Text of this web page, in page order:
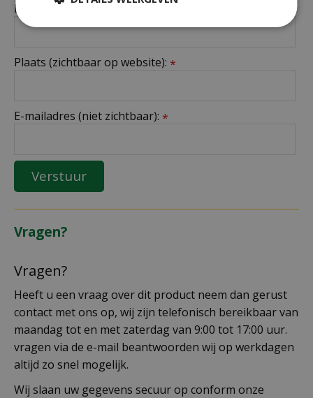
Naam (zichtbaar op website):
Plaats (zichtbaar op website): *
E-mailadres (niet zichtbaar): *
Vragen?
Vragen?
Heeft u een vraag over dit product neem dan gerust
contact met ons op, wij zijn telefonisch bereikbaar van
maandag tot en met zaterdag van 9:00 tot 17:00 uur.
vragen via de e-mail beantwoorden wij op werkdagen
altijd zo snel mogelijk.
Wij slaan uw gegevens secuur op conform onze